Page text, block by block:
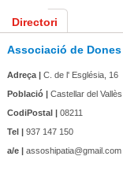
Directori
Associació de
Adreça |C. de l' Església, 16
Població |Castellar del Vallès
CodiPostal |08211
Tel |937 147 150
a/e |assoshipatia@gmail.com